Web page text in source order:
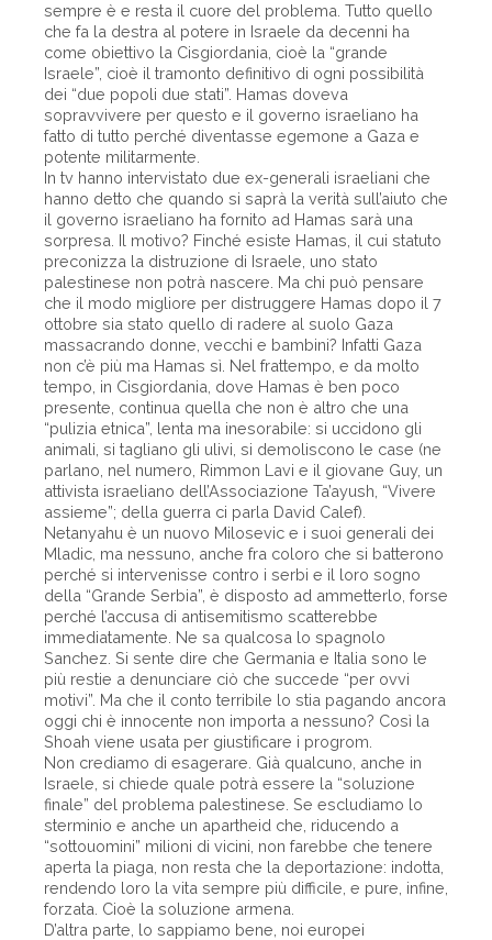
sempre è e resta il cuore del problema. Tutto quello
che fa la destra al potere in Israele da decenni ha
come obiettivo la Cisgiordania, cioè la “grande
Israele”, cioè il tramonto definitivo di ogni possibilità
dei “due popoli due stati”. Hamas doveva
sopravvivere per questo e il governo israeliano ha
fatto di tutto perché diventasse egemone a Gaza e
potente militarmente.
In tv hanno intervistato due ex-generali israeliani che
hanno detto che quando si saprà la verità sull’aiuto che
il governo israeliano ha fornito ad Hamas sarà una
sorpresa. Il motivo? Finché esiste Hamas, il cui statuto
preconizza la distruzione di Israele, uno stato
palestinese non potrà nascere. Ma chi può pensare
che il modo migliore per distruggere Hamas dopo il 7
ottobre sia stato quello di radere al suolo Gaza
massacrando donne, vecchi e bambini? Infatti Gaza
non c’è più ma Hamas sì. Nel frattempo, e da molto
tempo, in Cisgiordania, dove Hamas è ben poco
presente, continua quella che non è altro che una
“pulizia etnica”, lenta ma inesorabile: si uccidono gli
animali, si tagliano gli ulivi, si demoliscono le case (ne
parlano, nel numero, Rimmon Lavi e il giovane Guy, un
attivista israeliano dell’Associazione Ta’ayush, “Vivere
assieme”; della guerra ci parla David Calef).
Netanyahu è un nuovo Milosevic e i suoi generali dei
Mladic, ma nessuno, anche fra coloro che si batterono
perché si intervenisse contro i serbi e il loro sogno
della “Grande Serbia”, è disposto ad ammetterlo, forse
perché l’accusa di antisemitismo scatterebbe
immediatamente. Ne sa qualcosa lo spagnolo
Sanchez. Si sente dire che Germania e Italia sono le
più restie a denunciare ciò che succede “per ovvi
motivi”. Ma che il conto terribile lo stia pagando ancora
oggi chi è innocente non importa a nessuno? Così la
Shoah viene usata per giustificare i progrom.
Non crediamo di esagerare. Già qualcuno, anche in
Israele, si chiede quale potrà essere la “soluzione
finale” del problema palestinese. Se escludiamo lo
sterminio e anche un apartheid che, riducendo a
“sottouomini” milioni di vicini, non farebbe che tenere
aperta la piaga, non resta che la deportazione: indotta,
rendendo loro la vita sempre più difficile, e pure, infine,
forzata. Cioè la soluzione armena.
D’altra parte, lo sappiamo bene, noi europei